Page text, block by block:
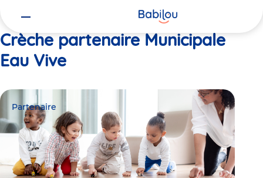
Crèche partenaire Municipale
Eau Vive
Partenaire